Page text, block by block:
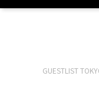
GUESTLIST